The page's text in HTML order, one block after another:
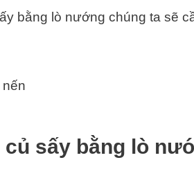
bằng lò nướng chúng ta sẽ
củ sấy bằng lò